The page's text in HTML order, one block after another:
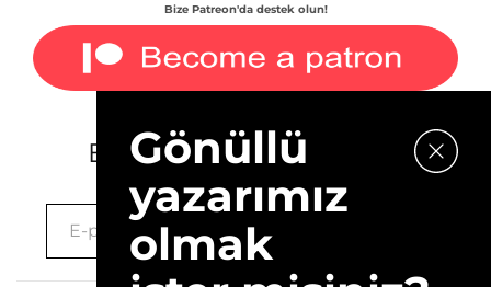
Bize Patreon'da destek olun!
E-bültenimize kaydolun.
Gönüllü
yazarımız
olmak